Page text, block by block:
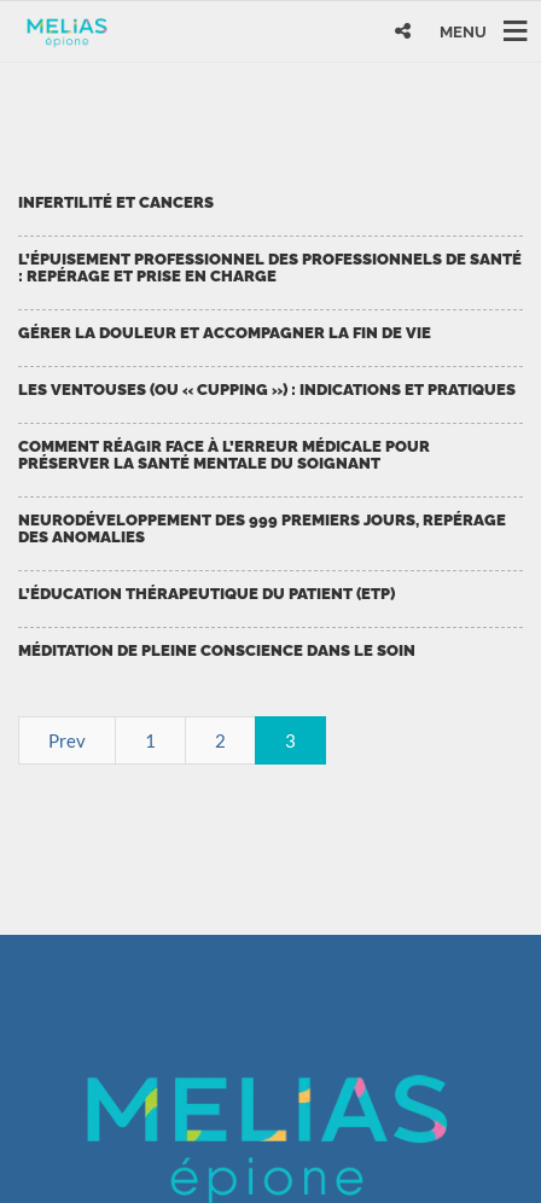
MENU
INFERTILITÉ ET CANCERS
L’ÉPUISEMENT PROFESSIONNEL DES PROFESSIONNELS DE SANTÉ
: REPÉRAGE ET PRISE EN CHARGE
GÉRER LA DOULEUR ET ACCOMPAGNER LA FIN DE VIE
LES VENTOUSES (OU « CUPPING ») : INDICATIONS ET PRATIQUES
COMMENT RÉAGIR FACE À L’ERREUR MÉDICALE POUR
PRÉSERVER LA SANTÉ MENTALE DU SOIGNANT
NEURODÉVELOPPEMENT DES 999 PREMIERS JOURS, REPÉRAGE
DES ANOMALIES
L’ÉDUCATION THÉRAPEUTIQUE DU PATIENT (ETP)
MÉDITATION DE PLEINE CONSCIENCE DANS LE SOIN
Prev 1 2 3